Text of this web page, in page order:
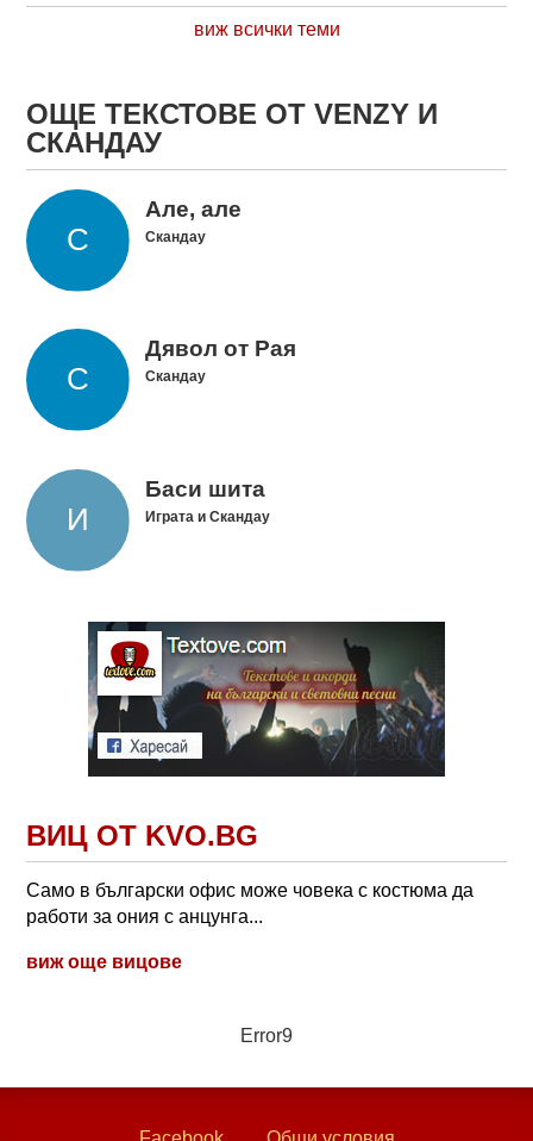
виж всички теми
ОЩЕ ТЕКСТОВЕ ОТ VENZY И
СКАНДАУ
Але, але
Скандау
Дявол от Рая
Скандау
Баси шита
Играта и Скандау
ВИЦ ОТ KVO.BG
Само в български офис може човека с костюма да
работи за ония с анцунга...
виж още вицове
Error9